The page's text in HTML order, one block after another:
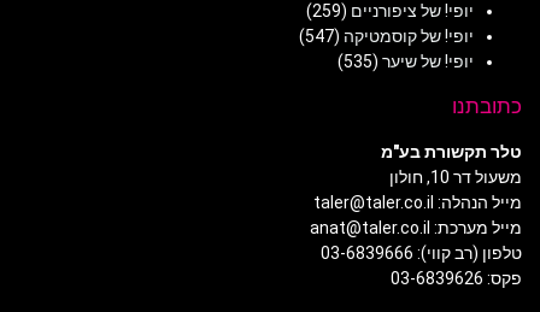
יופי! של ציפורניים (259)
יופי! של קוסמטיקה (547)
יופי! של שיער (535)
כתובתנו
טלר תקשורת בע"מ
משעול דר 10, חולון
מייל הנהלה: taler@taler.co.il
מייל מערכת: anat@taler.co.il
טלפון (רב קווי): 03-6839666
פקס: 03-6839626